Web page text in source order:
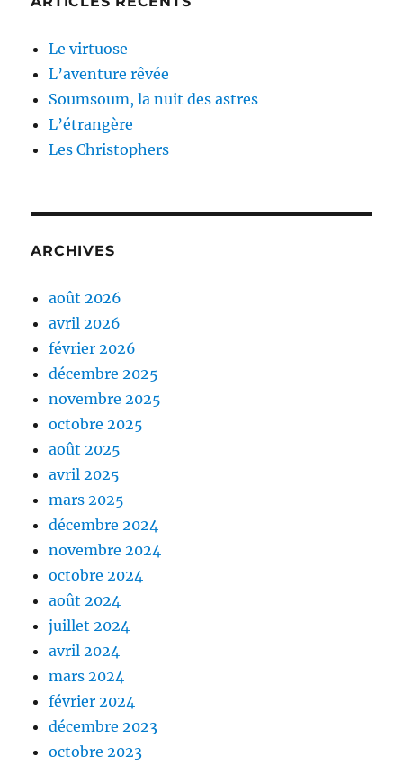
Le virtuose
L’aventure rêvée
Soumsoum, la nuit des astres
L’étrangère
Les Christophers
ARCHIVES
août 2026
avril 2026
février 2026
décembre 2025
novembre 2025
octobre 2025
août 2025
avril 2025
mars 2025
décembre 2024
novembre 2024
octobre 2024
août 2024
juillet 2024
avril 2024
mars 2024
février 2024
décembre 2023
octobre 2023